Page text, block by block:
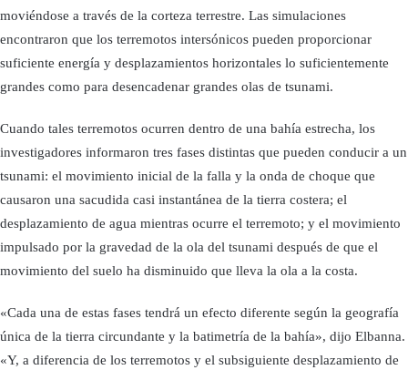
moviéndose a través de la corteza terrestre. Las simulaciones
encontraron que los terremotos intersónicos pueden proporcionar
suficiente energía y desplazamientos horizontales lo suficientemente
grandes como para desencadenar grandes olas de tsunami.
Cuando tales terremotos ocurren dentro de una bahía estrecha, los
investigadores informaron tres fases distintas que pueden conducir a un
tsunami: el movimiento inicial de la falla y la onda de choque que
causaron una sacudida casi instantánea de la tierra costera; el
desplazamiento de agua mientras ocurre el terremoto; y el movimiento
impulsado por la gravedad de la ola del tsunami después de que el
movimiento del suelo ha disminuido que lleva la ola a la costa.
«Cada una de estas fases tendrá un efecto diferente según la geografía
única de la tierra circundante y la batimetría de la bahía», dijo Elbanna.
«Y, a diferencia de los terremotos y el subsiguiente desplazamiento de